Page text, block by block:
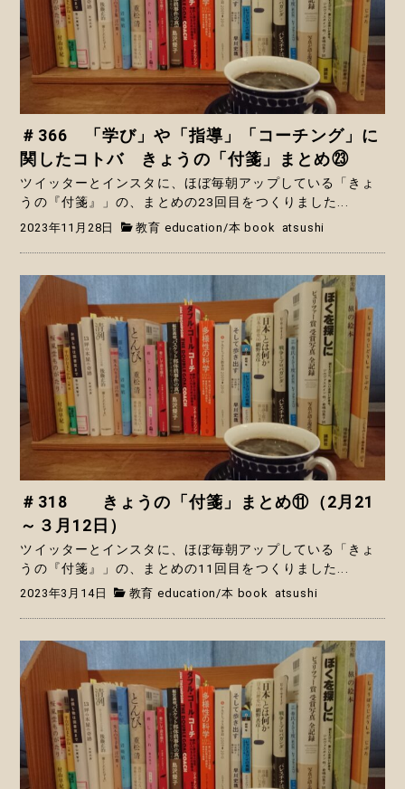
＃366 「学び」や「指導」「コーチング」に
関したコトバ きょうの「付箋」まとめ㉓
ツイッターとインスタに、ほぼ毎朝アップしている「きょ
うの『付箋』」の、まとめの23回目をつくりました...
2023年11月28日 教育 education /本 book atsushi
＃318 きょうの「付箋」まとめ⑪（2月21
～３月12日）
ツイッターとインスタに、ほぼ毎朝アップしている「きょ
うの『付箋』」の、まとめの11回目をつくりました...
2023年3月14日 教育 education/本 book atsushi